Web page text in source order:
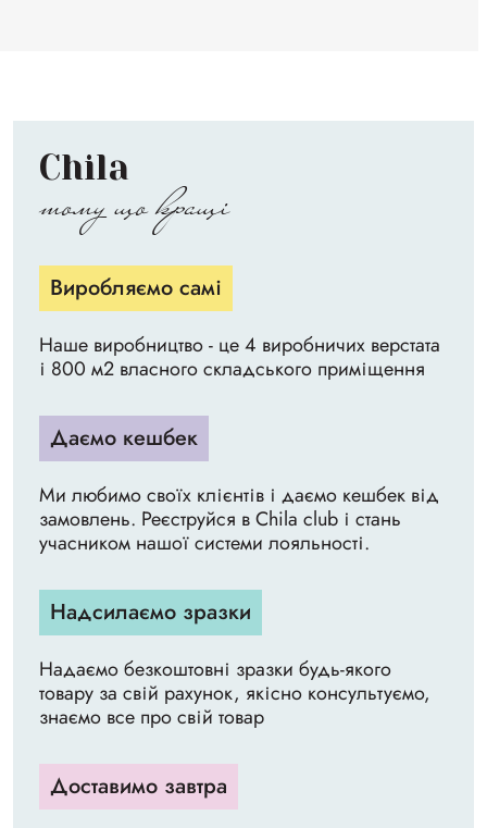
Chila
тому що кращі
Виробляємо самі
Наше виробництво - це 4 виробничих верстата
і 800 м2 власного складського приміщення
Даємо кешбек
Ми любимо своїх клієнтів і даємо кешбек від
замовлень. Реєструйся в Chila club і стань
учасником нашої системи лояльності.
Надсилаємо зразки
Надаємо безкоштовні зразки будь-якого
товару за свій рахунок, якісно консультуємо,
знаємо все про свій товар
Доставимо завтра